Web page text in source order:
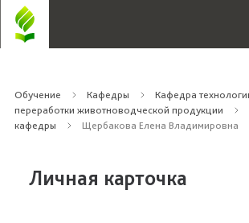
Обучение Кафедры
Кафедра
переработки животноводческой продукции
кафедры
Щербакова Елена Владимировна
Личная карточка